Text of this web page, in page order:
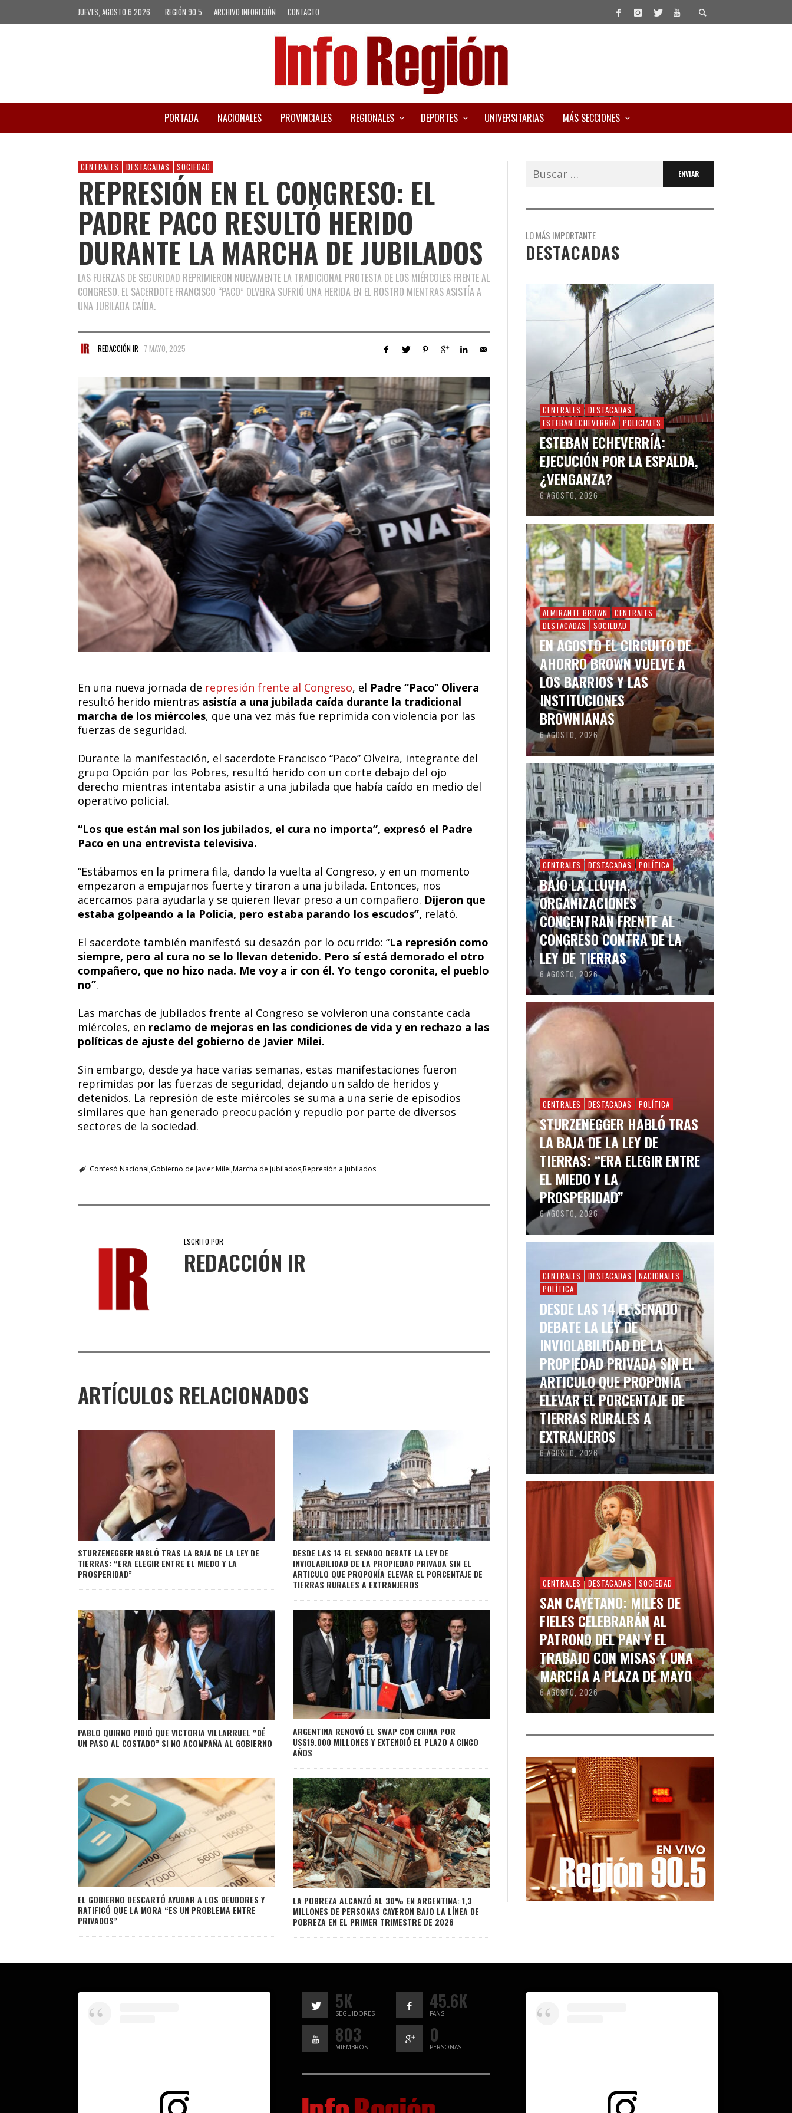
JUEVES, AGOSTO 6 2026 REGIÓN 90.5 ARCHIVO INFOREGIÓN CONTACTO
PORTADA NACIONALES PROVINCIALES REGIONALES DEPORTES UNIVERSITARIAS MÁS SECCIONES
CENTRALES DESTACADAS SOCIEDAD
REPRESIÓN EN EL CONGRESO: EL
PADRE PACO RESULTÓ HERIDO
DURANTE LA MARCHA DE JUBILADOS
LAS FUERZAS DE SEGURIDAD REPRIMIERON NUEVAMENTE LA TRADICIONAL PROTESTA DE LOS MIÉRCOLES FRENTE AL
CONGRESO. EL SACERDOTE FRANCISCO “PACO” OLVEIRA SUFRIÓ UNA HERIDA EN EL ROSTRO MIENTRAS ASISTÍA A
UNA JUBILADA CAÍDA.
REDACCIÓN IR 7 MAYO, 2025
En una nueva jornada de represión frente al Congreso, el Padre “Paco” Olivera
resultó herido mientras asistía a una jubilada caída durante la tradicional
marcha de los miércoles, que una vez más fue reprimida con violencia por las
fuerzas de seguridad.
Durante la manifestación, el sacerdote Francisco “Paco” Olveira, integrante del
grupo Opción por los Pobres, resultó herido con un corte debajo del ojo
derecho mientras intentaba asistir a una jubilada que había caído en medio del
operativo policial.
“Los que están mal son los jubilados, el cura no importa”, expresó el Padre
Paco en una entrevista televisiva.
“Estábamos en la primera fila, dando la vuelta al Congreso, y en un momento
empezaron a empujarnos fuerte y tiraron a una jubilada. Entonces, nos
acercamos para ayudarla y se quieren llevar preso a un compañero. Dijeron que
estaba golpeando a la Policía, pero estaba parando los escudos”, relató.
El sacerdote también manifestó su desazón por lo ocurrido: “La represión como
siempre, pero al cura no se lo llevan detenido. Pero sí está demorado el otro
compañero, que no hizo nada. Me voy a ir con él. Yo tengo coronita, el pueblo
no”.
Las marchas de jubilados frente al Congreso se volvieron una constante cada
miércoles, en reclamo de mejoras en las condiciones de vida y en rechazo a las
políticas de ajuste del gobierno de Javier Milei.
Sin embargo, desde ya hace varias semanas, estas manifestaciones fueron
reprimidas por las fuerzas de seguridad, dejando un saldo de heridos y
detenidos. La represión de este miércoles se suma a una serie de episodios
similares que han generado preocupación y repudio por parte de diversos
sectores de la sociedad.
Confesó Nacional Gobierno de Javier Milei Marcha de jubiladosRepresión a Jubilados
ESCRITO POR
REDACCIÓN IR
ARTÍCULOS RELACIONADOS
STURZENEGGER HABLÓ TRAS LA BAJA DE LA LEY DE
TIERRAS: “ERA ELEGIR ENTRE EL MIEDO Y LA
PROSPERIDAD”
DESDE LAS 14 EL SENADO DEBATE LA LEY DE
INVIOLABILIDAD DE LA PROPIEDAD PRIVADA SIN EL
ARTICULO QUE PROPONÍA ELEVAR EL PORCENTAJE DE
TIERRAS RURALES A EXTRANJEROS
PABLO QUIRNO PIDIÓ QUE VICTORIA VILLARRUEL “DÉ
UN PASO AL COSTADO” SI NO ACOMPAÑA AL GOBIERNO
ARGENTINA RENOVÓ EL SWAP CON CHINA POR
US$19.000 MILLONES Y EXTENDIÓ EL PLAZO A CINCO
AÑOS
EL GOBIERNO DESCARTÓ AYUDAR A LOS DEUDORES Y
RATIFICÓ QUE LA MORA “ES UN PROBLEMA ENTRE
PRIVADOS”
LA POBREZA ALCANZÓ AL 30% EN ARGENTINA: 1,3
MILLONES DE PERSONAS CAYERON BAJO LA LÍNEA DE
POBREZA EN EL PRIMER TRIMESTRE DE 2026
Buscar:
LO MÁS IMPORTANTE
DESTACADAS
CENTRALES
DESTACADAS
ESTEBAN ECHEVERRÍA
POLICIALES
ESTEBAN ECHEVERRÍA:
EJECUCIÓN POR LA ESPALDA,
¿VENGANZA?
6 AGOSTO, 2026
ALMIRANTE BROWN
CENTRALES
DESTACADAS
SOCIEDAD
EN AGOSTO EL CIRCUITO DE
AHORRO BROWN VUELVE A
LOS BARRIOS Y LAS
INSTITUCIONES
BROWNIANAS
6 AGOSTO, 2026
CENTRALES DESTACADAS POLÍTICA
BAJO LA LLUVIA,
ORGANIZACIONES
CONCENTRAN FRENTE AL
CONGRESO CONTRA DE LA
LEY DE TIERRAS
6 AGOSTO, 2026
CENTRALES DESTACADAS POLÍTICA
STURZENEGGER HABLÓ TRAS
LA BAJA DE LA LEY DE
TIERRAS: “ERA ELEGIR ENTRE
EL MIEDO Y LA
PROSPERIDAD”
6 AGOSTO, 2026
CENTRALES DESTACADAS
NACIONALES
POLÍTICA
DESDE LAS 14 EL SENADO
DEBATE LA LEY DE
INVIOLABILIDAD DE LA
PROPIEDAD PRIVADA SIN EL
ARTICULO QUE PROPONÍA
ELEVAR EL PORCENTAJE DE
TIERRAS RURALES A
EXTRANJEROS
6 AGOSTO, 2026
CENTRALES DESTACADAS SOCIEDAD
SAN CAYETANO: MILES DE
FIELES CELEBRARÁN AL
PATRONO DEL PAN Y EL
TRABAJO CON MISAS Y UNA
MARCHA A PLAZA DE MAYO
6 AGOSTO, 2026
5K
SEGUIDORES
45.6K
FANS
803
MIEMBROS
0
PERSONAS